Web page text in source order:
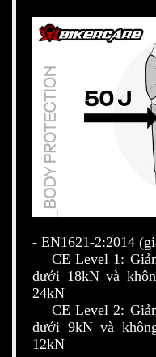
- EN1621-2:2014
CE Level 1:
dưới 18kN và
24kN
CE Level 2:
dưới 9kN và
12kN